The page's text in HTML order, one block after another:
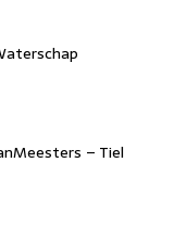
– Tiel